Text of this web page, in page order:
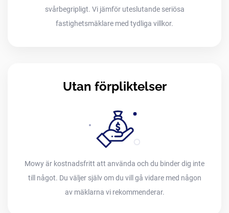
svårbegripligt. Vi jämför uteslutande seriösa
fastighetsmäklare med tydliga villkor.
Utan förpliktelser
Mowy är kostnadsfritt att använda och du binder dig inte
till något. Du väljer själv om du vill gå vidare med någon
av mäklarna vi rekommenderar.